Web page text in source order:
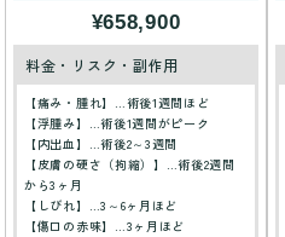
¥658,900
料金・リスク・副作用
【痛み・腫れ】…術後1週間ほど
【浮腫み】…術後1週間がピーク
【内出血】…術後2～3週間
【皮膚の硬さ（拘縮）】…術後2週間
から3ヶ月
【しびれ】…3～6ヶ月ほど
【傷口の赤味】…3ヶ月ほど